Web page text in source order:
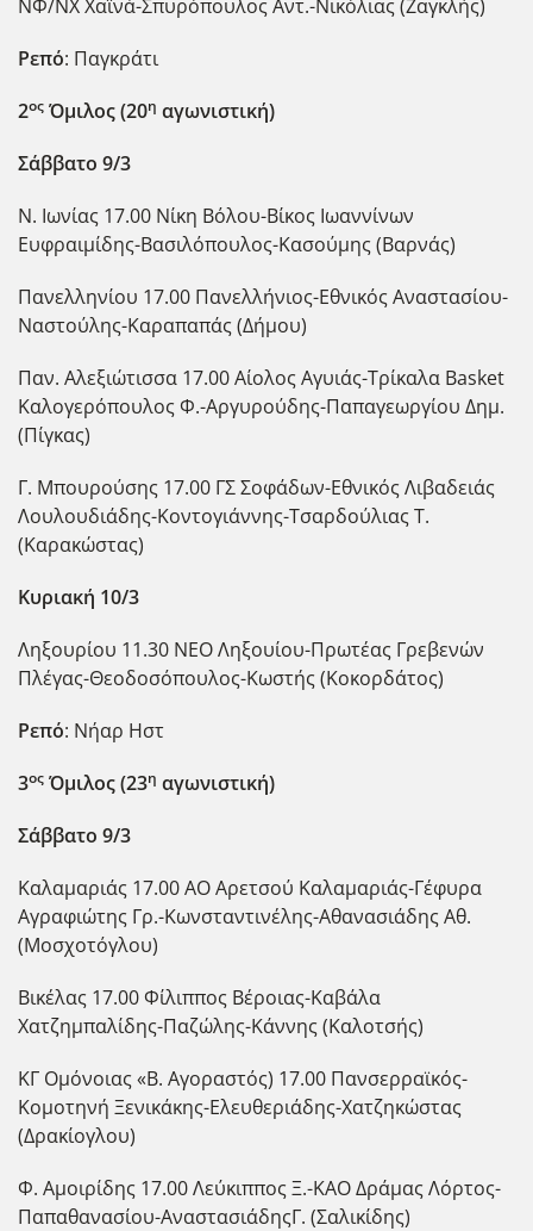
ΝΦ/ΝΧ Χαϊνά-Σπυρόπουλος Αντ.-Νικόλιας (Ζαγκλής)
Ρεπό: Παγκράτι
2ος Όμιλος(20η αγωνιστική)
Σάββατο 9/3
Ν. Ιωνίας 17.00 Νίκη Βόλου-Βίκος Ιωαννίνων
Ευφραιμίδης-Βασιλόπουλος-Κασούμης (Βαρνάς)
Πανελληνίου 17.00 Πανελλήνιος-Εθνικός Αναστασίου-
Ναστούλης-Καραπαπάς (Δήμου)
Παν. Αλεξιώτισσα 17.00 Αίολος Αγυιάς-Τρίκαλα Basket
Καλογερόπουλος Φ.-Αργυρούδης-Παπαγεωργίου Δημ.
(Πίγκας)
Γ. Μπουρούσης 17.00 ΓΣ Σοφάδων-Εθνικός Λιβαδειάς
Λουλουδιάδης-Κοντογιάννης-Τσαρδούλιας Τ.
(Καρακώστας)
Κυριακή 10/3
Ληξουρίου 11.30 ΝΕΟ Ληξουίου-Πρωτέας Γρεβενών
Πλέγας-Θεοδοσόπουλος-Κωστής (Κοκορδάτος)
Ρεπό: Νήαρ Ηστ
3ος Όμιλος (23η αγωνιστική)
Σάββατο 9/3
Καλαμαριάς 17.00 ΑΟ Αρετσού Καλαμαριάς-Γέφυρα
Αγραφιώτης Γρ.-Κωνσταντινέλης-Αθανασιάδης Αθ.
(Μοσχοτόγλου)
Βικέλας 17.00 Φίλιππος Βέροιας-Καβάλα
Χατζημπαλίδης-Παζώλης-Κάννης (Καλοτσής)
ΚΓ Ομόνοιας «Β. Αγοραστός) 17.00 Πανσερραϊκός-
Κομοτηνή Ξενικάκης-Ελευθεριάδης-Χατζηκώστας
(Δρακίογλου)
Φ. Αμοιρίδης 17.00 Λεύκιππος Ξ.-ΚΑΟ Δράμας Λόρτος-
Παπαθανασίου-ΑναστασιάδηςΓ. (Σαλικίδης)